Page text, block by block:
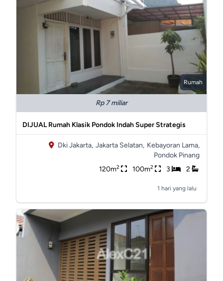
Rumah
Rp 7 miliar
DIJUAL Rumah Klasik Pondok Indah Super Strategis
Dki Jakarta, Jakarta Selatan, Kebayoran Lama,
Pondok Pinang
120m2 100m2 3 2
1 hari yang lalu